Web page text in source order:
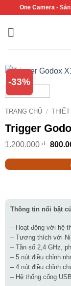
nội
One Camera -
-33%
TRANG CHỦ /
Trigger
1.200.000₫ Giá
là:
Thông tin nổi bật
– Hoạt động với hệ
– Tương thích với
– Tần số 2,4 GHz,
– 5 nút điều chỉnh
– 4 nút điều chỉnh
– Hệ thống cổng